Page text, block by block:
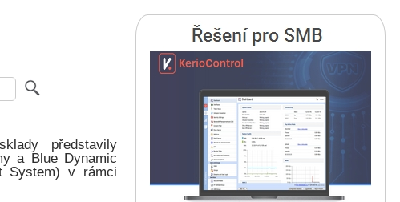
představily
a Blue Dynamic
System) v rámci